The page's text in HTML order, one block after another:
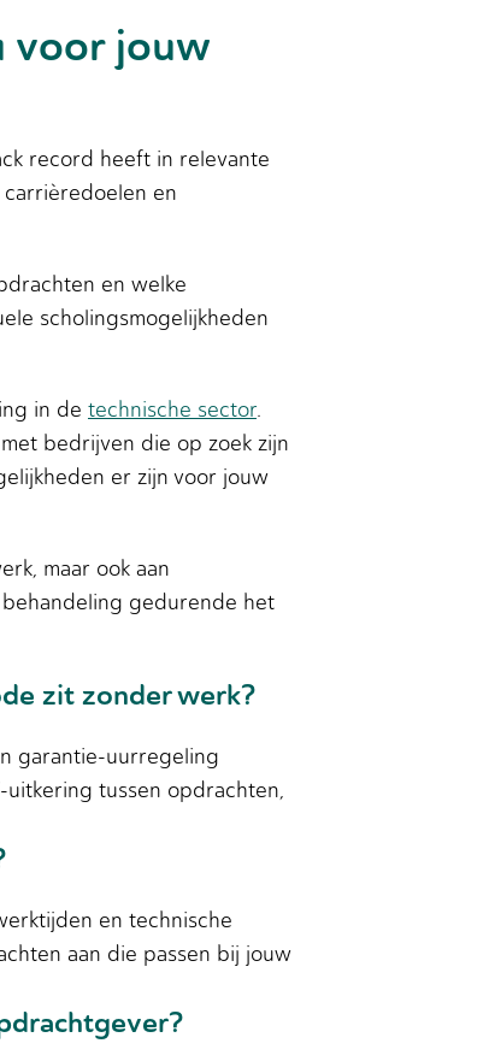
voor jouw
record heeft in relevante
en
en welke
scholingsmogelijkheden
in de technische sector.
bedrijven die op zoek zijn
er zijn voor jouw
maar ook aan
gedurende het
zit zonder werk?
garantie-uurregeling
tussen opdrachten,
en technische
aan die passen bij jouw